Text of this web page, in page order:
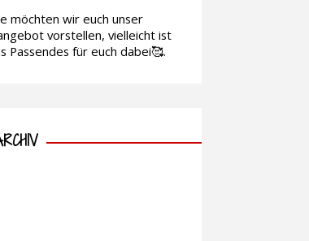
möchten wir euch unser
vorstellen, vielleicht ist
Passendes für euch dabei🥰.